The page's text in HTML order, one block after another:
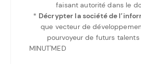
faisant autorité dans le
* Décrypter la société de
que vecteur de
pourvoyeur de futurs talents
MINUT'MED